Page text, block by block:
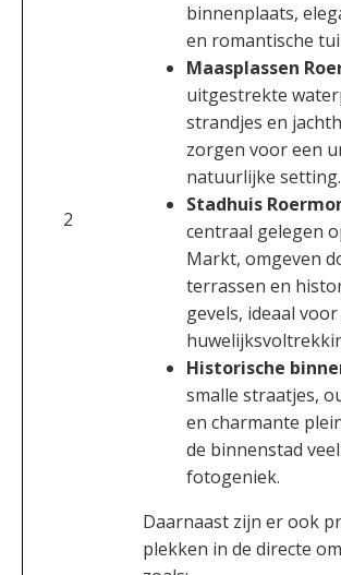
binnenplaats,
en romantische
Maasplassen
uitgestrekte
strandjes en
zorgen voor een
natuurlijke setting.
Stadhuis
centraal gelegen
Markt, omgeven
terrassen en
gevels, ideaal
Historische
smalle straatjes,
en charmante
de binnenstad
fotogeniek.
Daarnaast zijn er ook
plekken in de directe
2